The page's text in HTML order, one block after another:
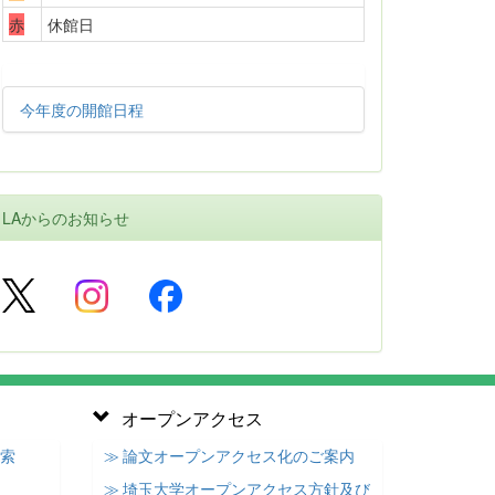
赤
休館日
今年度の開館日程
LAからのお知らせ
オープンアクセス
≫ 論文オープンアクセス化のご案内
≫ 埼玉大学オープンアクセス方針及び